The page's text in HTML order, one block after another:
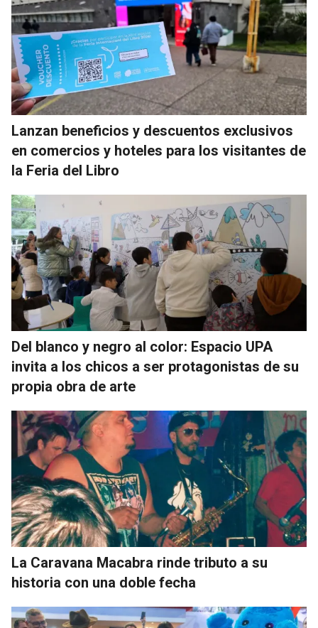
Lanzan beneficios y descuentos exclusivos
en comercios y hoteles para los visitantes de
la Feria del Libro
Del blanco y negro al color: Espacio UPA
invita a los chicos a ser protagonistas de su
propia obra de arte
La Caravana Macabra rinde tributo a su
historia con una doble fecha